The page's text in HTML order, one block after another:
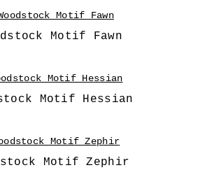
Motif Fawn
Motif Hessian
Motif Zephir